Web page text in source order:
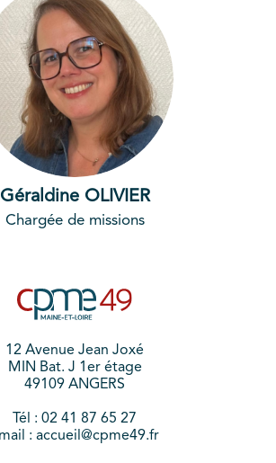
Géraldine OLIVIER
Chargée de missions
12 Avenue Jean Joxé
MIN Bat. J 1er étage
49109 ANGERS
Tél : 02 41 87 65 27
: accueil@cpme49.fr